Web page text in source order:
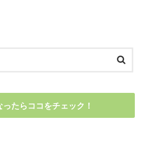
たらココをチェック！